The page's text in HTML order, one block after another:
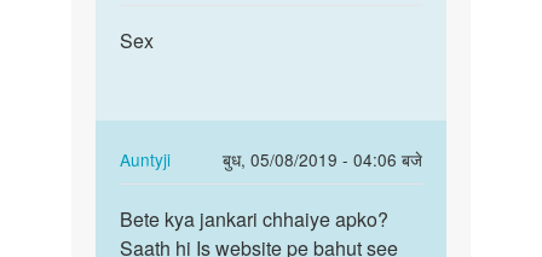
h
sex
karte…
by
Rajeev
Sex
Sex
Auntyji
बुध, 05/08/2019 - 04:06 बजे
In
reply
to
Sex
Bete
kya
Bete kya jankari chhaiye apko?
Saath hi Is website pe bahut see